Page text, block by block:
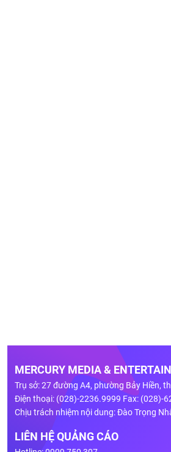
MERCURY MEDIA &
Trụ sở: 27 đường A4, phường Bảy Hiền,
Điện thoại: (028)-2236.9999 Fax: (028)-
Chịu trách nhiệm nội dung: Đào Trọng
LIÊN HỆ QUẢNG CÁO